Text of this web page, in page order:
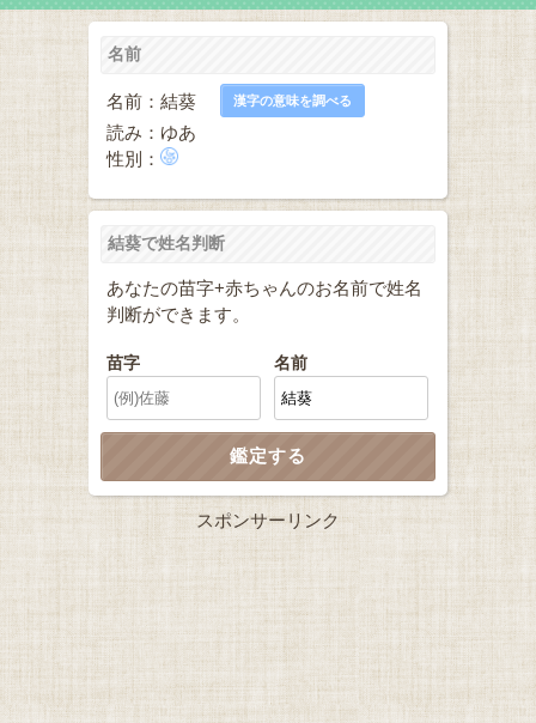
名前
名前：結葵 漢字の意味を調べる
読み：ゆあ
性別：
結葵で姓名判断
あなたの苗字+赤ちゃんのお名前で姓名
判断ができます。
苗字 名前
スポンサーリンク